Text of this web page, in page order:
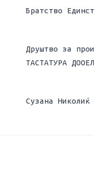
Братство
Друштво за
ТАСТАТУРА
Сузана Николиќ